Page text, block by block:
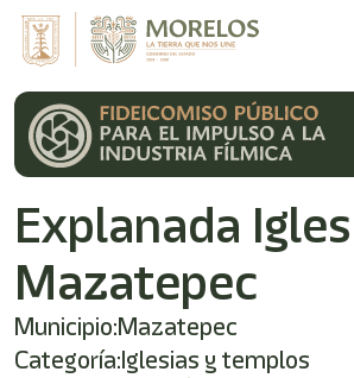
Explanada
Mazatepec
Municipio:Mazatepec
Categoría:Iglesias y templos